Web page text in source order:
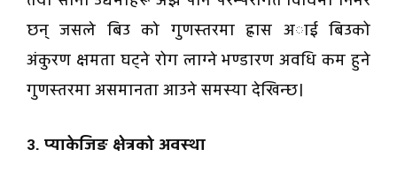
छन् जसले बिउ काे गुणस्तरमा ह्रास अाई बिउको
अंकुरण क्षमता घट्ने रोग लाग्ने भण्डारण अवधि कम हुने
गुणस्तरमा असमानता आउने समस्या देखिन्छ।
3. प्याकेजिङ क्षेत्रको अवस्था